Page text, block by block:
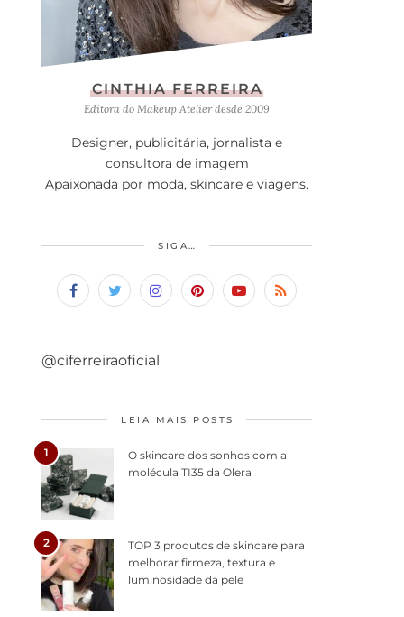
CINTHIA FERREIRA
Editora do Makeup Atelier desde 2009
Designer, publicitária, jornalista e
consultora de imagem
Apaixonada por moda, skincare e viagens.
SIGA…
@ciferreiraoficial
LEIA MAIS POSTS
1
O skincare dos sonhos com a
molécula TI35 da Olera
2
TOP 3 produtos de skincare para
melhorar firmeza, textura e
luminosidade da pele